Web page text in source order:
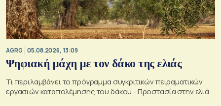
AGRO 05.08.2026, 13:09
Ψηφιακή μάχη με τον δάκο της ελιάς
Τι περιλαμβάνει το πρόγραμμα συγκριτικών πειραματικών
εργασιών καταπολέμησης του δάκου - Προστασία στην ελιά